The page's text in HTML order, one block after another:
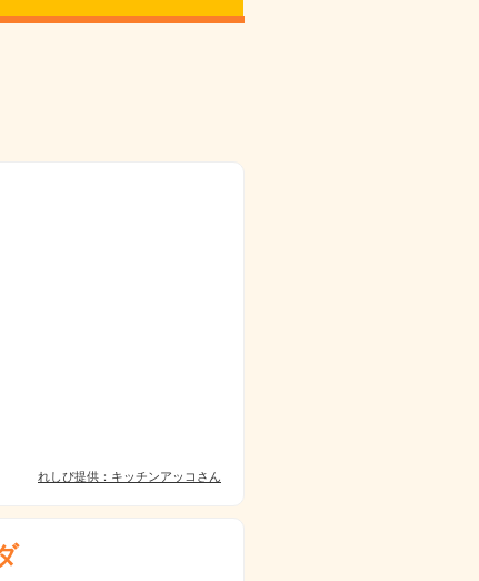
れしぴ提供：キッチンアッコさん